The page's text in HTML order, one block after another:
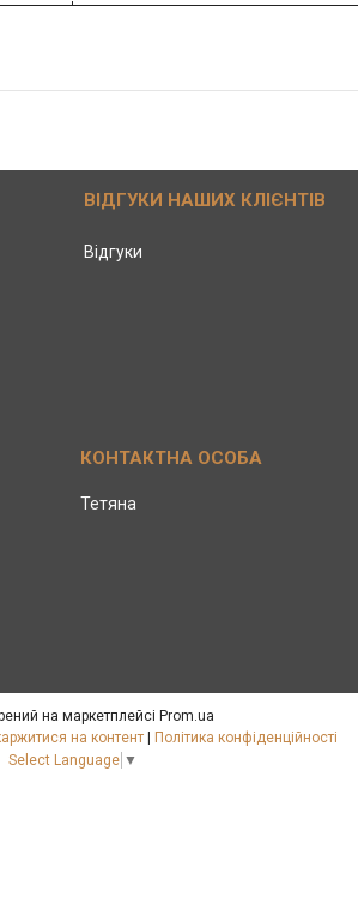
ВІДГУКИ НАШИХ КЛІЄНТІВ
Відгуки
Тетяна
на маркетплейсі Prom.ua
на контент
Політика конфіденційності
Select Language ▼